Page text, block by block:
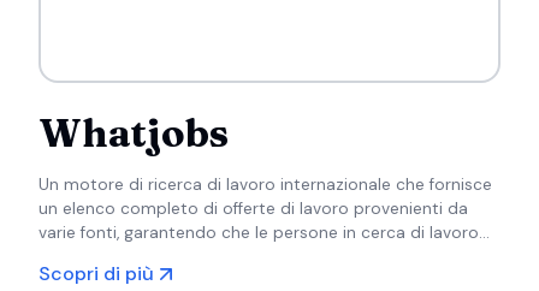
Whatjobs
Un motore di ricerca di lavoro internazionale che fornisce
un elenco completo di offerte di lavoro provenienti da
varie fonti, garantendo che le persone in cerca di lavoro
Scopri di più